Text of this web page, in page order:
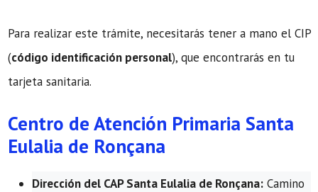
Para realizar este trámite, necesitarás tener a mano el CIP
(código identificación personal), que encontrarás en tu
tarjeta sanitaria.
Centro de Atención Primaria Santa
Eulalia de Ronçana
Dirección del CAP Santa Eulalia de Ronçana: Camino